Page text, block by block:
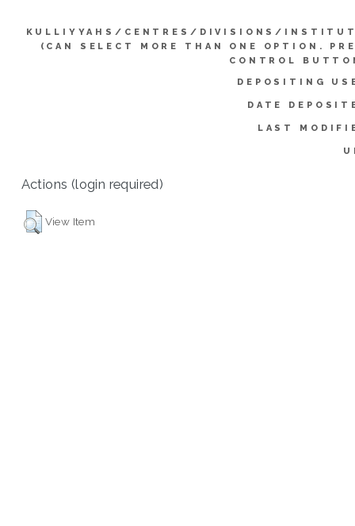
KULLIYYAHS/CENTRES/DIVISIONS/
(CAN SELECT MORE THAN ONE OPTION.
CONTROL
DEPOSITING
DATE
LAST
Actions (login required)
View Item